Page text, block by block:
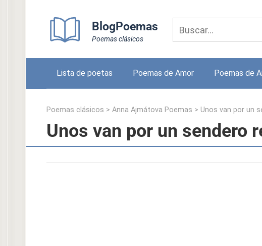
BlogPoemas
Poemas clásicos
Lista de poetas Poemas de Amor Poemas de
Poemas clásicos > Anna Ajmátova Poemas > Unos van por un
Unos van por un sendero